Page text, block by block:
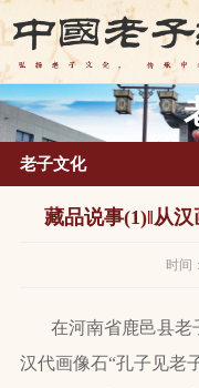
老子文化
藏品说事(1)‖从
时间
在河南省鹿邑县老
汉代画像石“孔子见老